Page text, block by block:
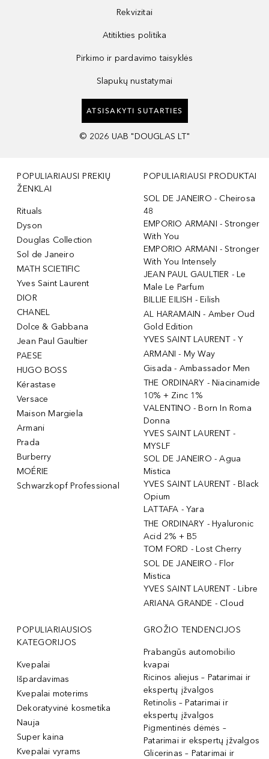
Rekvizitai
Atitikties politika
Pirkimo ir pardavimo taisyklės
Slapukų nustatymai
ATSISAKYTI SUTARTIES
© 2026 UAB "DOUGLAS LT"
POPULIARIAUSI PREKIŲ
ŽENKLAI
Rituals
Dyson
Douglas Collection
Sol de Janeiro
MATH SCIETIFIC
Yves Saint Laurent
DIOR
CHANEL
Dolce & Gabbana
Jean Paul Gaultier
PAESE
HUGO BOSS
Kérastase
Versace
Maison Margiela
Armani
Prada
Burberry
MOÉRIE
Schwarzkopf Professional
POPULIARIAUSI PRODUKTAI
SOL DE JANEIRO - Cheirosa
48
EMPORIO ARMANI - Stronger
With You
EMPORIO ARMANI - Stronger
With You Intensely
JEAN PAUL GAULTIER - Le
Male Le Parfum
BILLIE EILISH - Eilish
AL HARAMAIN - Amber Oud
Gold Edition
YVES SAINT LAURENT - Y
ARMANI - My Way
Gisada - Ambassador Men
THE ORDINARY - Niacinamide
10% + Zinc 1%
VALENTINO - Born In Roma
Donna
YVES SAINT LAURENT -
MYSLF
SOL DE JANEIRO - Agua
Mistica
YVES SAINT LAURENT - Black
Opium
LATTAFA - Yara
THE ORDINARY - Hyaluronic
Acid 2% + B5
TOM FORD - Lost Cherry
SOL DE JANEIRO - Flor
Mistica
YVES SAINT LAURENT - Libre
ARIANA GRANDE - Cloud
POPULIARIAUSIOS
KATEGORIJOS
Kvepalai
Išpardavimas
Kvepalai moterims
Dekoratyvinė kosmetika
Nauja
Super kaina
Kvepalai vyrams
GROŽIO TENDENCIJOS
Prabangūs automobilio
kvapai
Ricinos aliejus – Patarimai ir
ekspertų įžvalgos
Retinolis – Patarimai ir
ekspertų įžvalgos
Pigmentinės dėmės –
Patarimai ir ekspertų įžvalgos
Glicerinas – Patarimai ir